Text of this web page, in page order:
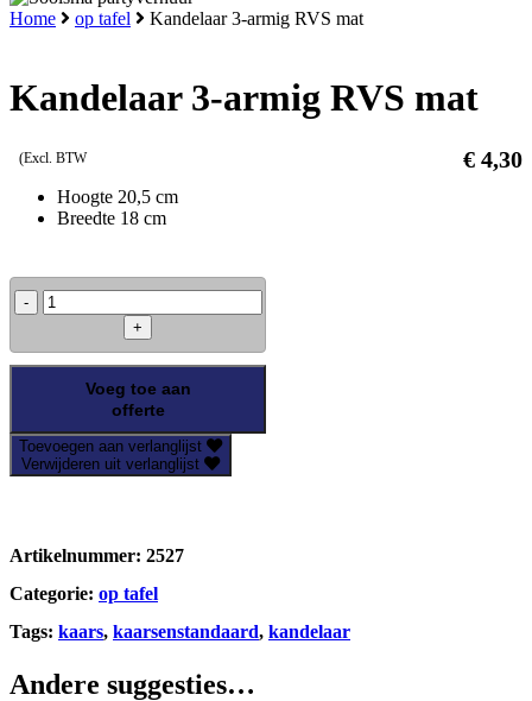
Close
Home op tafel Kandelaar 3-armig RVS mat
Kandelaar 3-armig RVS mat
€ 4,30
(Excl. BTW
Hoogte 20,5 cm
Breedte 18 cm
Kandelaar
3-
RVS
Voeg toe aan
offerte
Toevoegen aan verlanglijst
Verwijderen uit verlanglijst
Artikelnummer: 2527
Categorie: op tafel
Tags: kaars, kaarsenstandaard, kandelaar
Andere suggesties…